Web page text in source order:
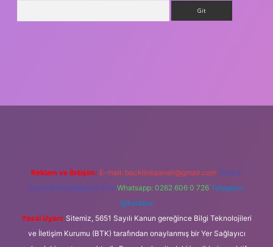
Reklam ve İletişim: E-mail: backlinkpaneli@gmail.com Teams:
forumhizmeti@gmail.com Whatsapp: 0262 606 0 726 Telegram:
@karabul
Yasal Uyarı: Sitemiz, 5651 Sayılı Kanun gereğince Bilgi Teknolojileri
ve İletişim Kurumu (BTK) tarafından onaylanmış bir Yer Sağlayıcı